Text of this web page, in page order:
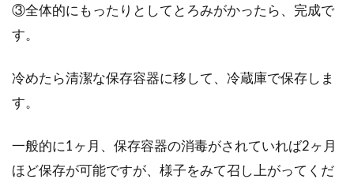
③全体的にもったりとしてとろみがかったら、完成で
す。
冷めたら清潔な保存容器に移して、冷蔵庫で保存しま
す。
一般的に1ヶ月、保存容器の消毒がされていれば2ヶ月
ほど保存が可能ですが、様子をみて召し上がってくだ